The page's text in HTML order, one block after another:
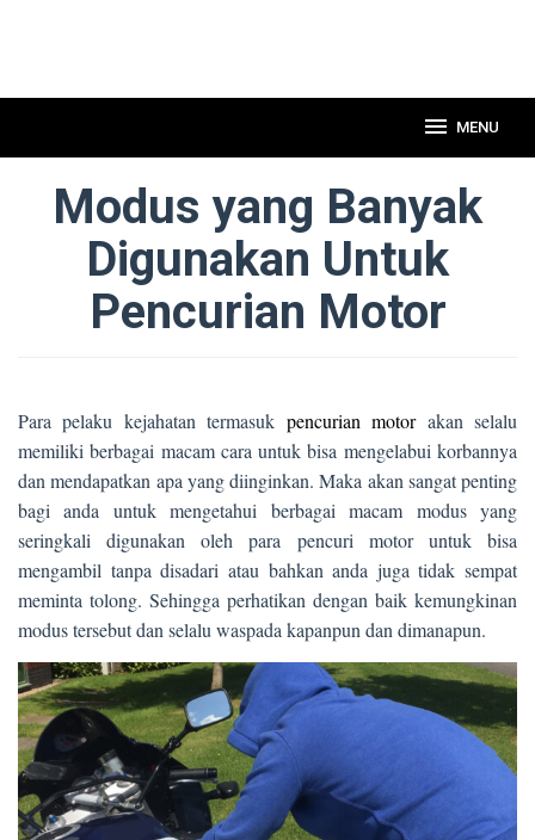
MENU
Modus yang Banyak
Digunakan Untuk
Pencurian Motor
Para pelaku kejahatan termasuk pencurian motorakan selalu
memiliki berbagai macam cara untuk bisa mengelabui korbannya
dan mendapatkan apa yang diinginkan. Maka akan sangat penting
bagi anda untuk mengetahui berbagai macam modus yang
seringkali digunakan oleh para pencuri motor untuk bisa
mengambil tanpa disadari atau bahkan anda juga tidak sempat
meminta tolong. Sehingga perhatikan dengan baik kemungkinan
modus tersebut dan selalu waspada kapanpun dan dimanapun.